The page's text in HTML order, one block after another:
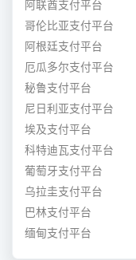
阿联酋支付平台
哥伦比亚支付平台
阿根廷支付平台
厄瓜多尔支付平台
秘鲁支付平台
尼日利亚支付平台
埃及支付平台
科特迪瓦支付平台
葡萄牙支付平台
乌拉圭支付平台
巴林支付平台
缅甸支付平台